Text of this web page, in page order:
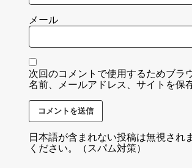
メール
次回のコメントで使用するためブラ
名前、メールアドレス、サイトを保
日本語が含まれない投稿は無視され
ください。（スパム対策）